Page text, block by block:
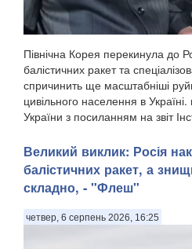
Північна Корея перекинула до
балістичних ракет та
спричинить ще масштабніші
цивільного населення в
України з посиланням на звіт
Великий виклик: Росія
балістичних ракет, а
складно, - "Флеш"
четвер, 6 серпень 2026, 16:25